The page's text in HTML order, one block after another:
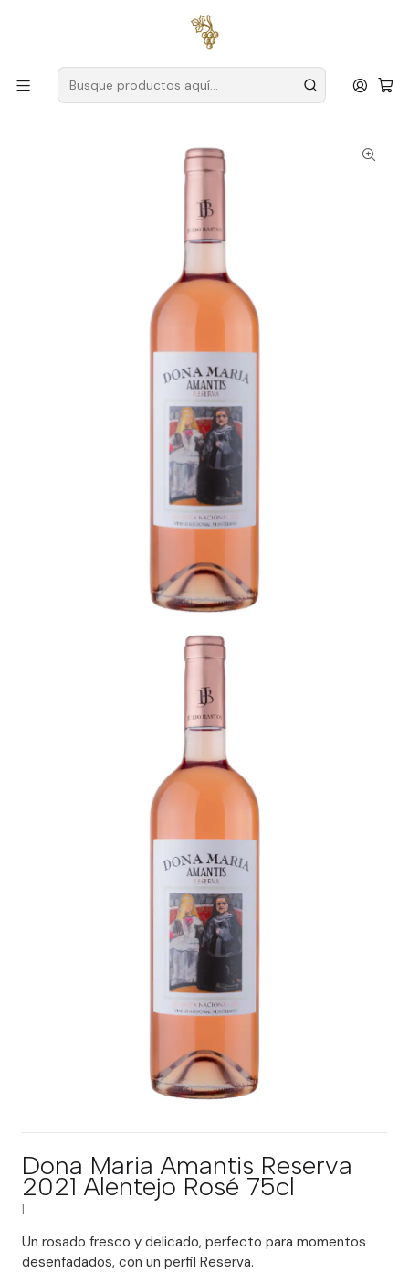
para pedidos superiores a
Productores Alentejo
Señora María
Dona Maria Amantis Reserva 2021 Alentejo Rosé 75cl
Dona Maria Amantis Reserva
2021 Alentejo Rosé 75cl
Un rosado fresco y delicado, perfecto para momentos
desenfadados, con un perfil Reserva.